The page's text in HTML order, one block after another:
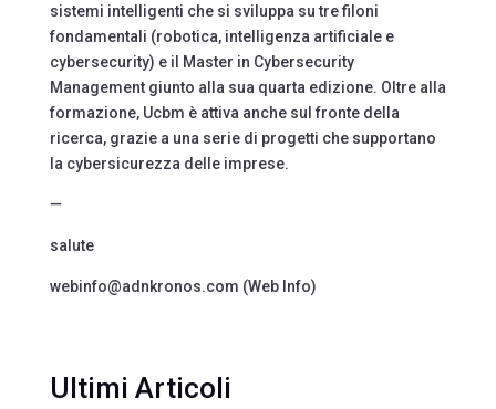
sistemi intelligenti che si sviluppa su tre filoni
fondamentali (robotica, intelligenza artificiale e
cybersecurity) e il Master in Cybersecurity
Management giunto alla sua quarta edizione. Oltre alla
formazione, Ucbm è attiva anche sul fronte della
ricerca, grazie a una serie di progetti che supportano
la cybersicurezza delle imprese.
—
salute
webinfo@adnkronos.com (Web Info)
Ultimi Articoli